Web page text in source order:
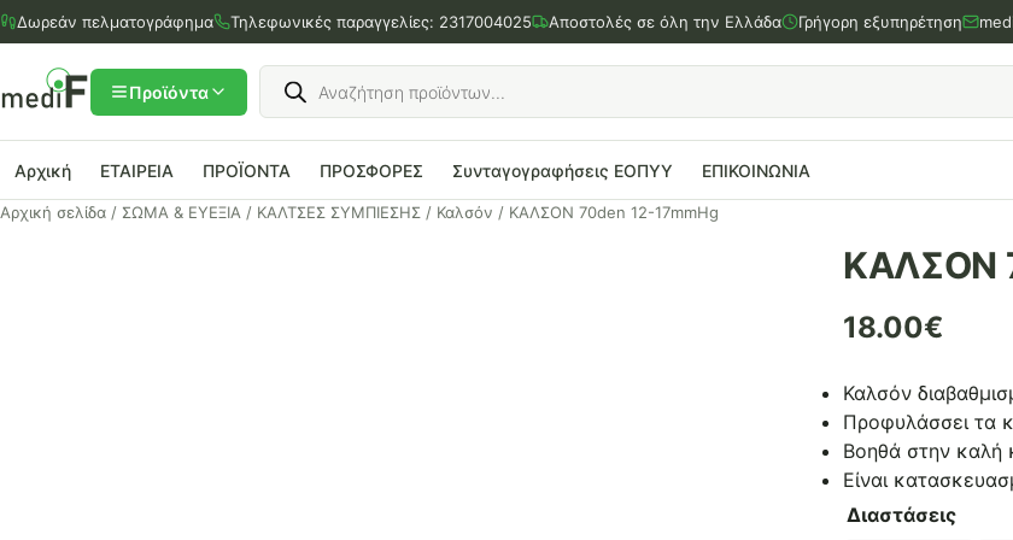
Μετάβαση
στο
περιεχόμενο
Δωρεάν πελματογράφημα Τηλεφωνικές παραγγελίες: 2317004025 Αποστολές σε όλη την Ελλάδα Γρήγορη εξυπηρέτηση
Προϊόντα
Products
search
Αρχική ΕΤΑΙΡΕΙΑ ΠΡΟΪΟΝΤΑ ΠΡΟΣΦΟΡΕΣ Συνταγογραφήσεις ΕΟΠΥΥ ΕΠΙΚΟΙΝΩΝΙΑ
Αρχική σελίδα / ΣΩΜΑ & ΕΥΕΞΙΑ / ΚΑΛΤΣΕΣ ΣΥΜΠΙΕΣΗΣ / Καλσόν / ΚΑΛΣΟΝ 70den 12-17mmHg
ΚΑΛΣΟΝ
18.00€
Καλσόν
Προφυλάσσει τα
Βοηθά στην καλή
Είναι
Διαστάσεις